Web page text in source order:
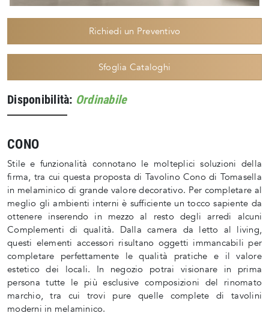
Richiedi un Preventivo
Sfoglia Cataloghi
Disponibilità: Ordinabile
CONO
Stile e funzionalità connotano le molteplici soluzioni della
firma, tra cui questa proposta di Tavolino Cono di Tomasella
in melaminico di grande valore decorativo. Per completare al
meglio gli ambienti interni è sufficiente un tocco sapiente da
ottenere inserendo in mezzo al resto degli arredi alcuni
Complementi di qualità. Dalla camera da letto al living,
questi elementi accessori risultano oggetti immancabili per
completare perfettamente le qualità pratiche e il valore
estetico dei locali. In negozio potrai visionare in prima
persona tutte le più esclusive composizioni del rinomato
marchio, tra cui trovi pure quelle complete di tavolini
moderni in melaminico.